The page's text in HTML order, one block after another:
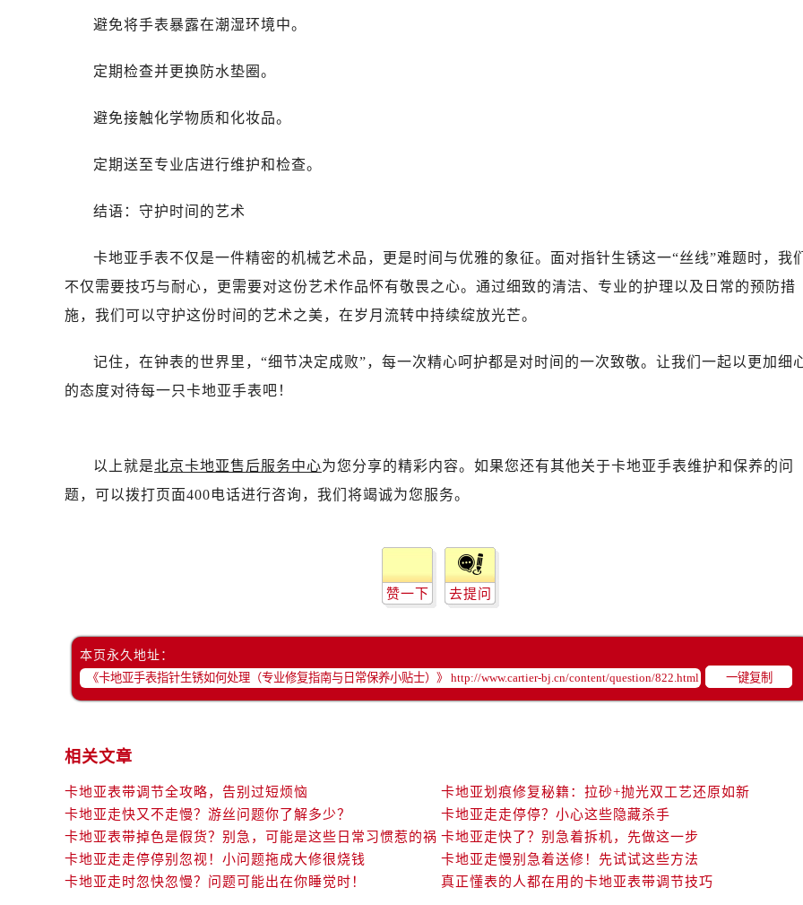
避免将手表暴露在潮湿环境中。
定期检查并更换防水垫圈。
避免接触化学物质和化妆品。
定期送至专业店进行维护和检查。
结语：守护时间的艺术
卡地亚手表不仅是一件精密的机械艺术品，更是时间与优雅的象征。面对指针生锈这一“丝线”难题时，我
不仅需要技巧与耐心，更需要对这份艺术作品怀有敬畏之心。通过细致的清洁、专业的护理以及日常的预防措
施，我们可以守护这份时间的艺术之美，在岁月流转中持续绽放光芒。
记住，在钟表的世界里，“细节决定成败”，每一次精心呵护都是对时间的一次致敬。让我们一起以更加细
的态度对待每一只卡地亚手表吧！
以上就是北京卡地亚售后服务中心为您分享的精彩内容。如果您还有其他关于卡地亚手表维护和保养的问
题，可以拨打页面400电话进行咨询，我们将竭诚为您服务。
赞一下 去提问
本页永久地址：
一键复制
相关文章
卡地亚表带调节全攻略，告别过短烦恼
卡地亚划痕修复秘籍：拉砂+抛光双工艺还原如新
卡地亚走快又不走慢？游丝问题你了解多少？
卡地亚走走停停？小心这些隐藏杀手
卡地亚表带掉色是假货？别急，可能是这些日常习惯惹的祸 卡地亚走快了？别急着拆机，先做这一步
卡地亚走走停停别忽视！小问题拖成大修很烧钱
卡地亚走慢别急着送修！先试试这些方法
卡地亚走时忽快忽慢？问题可能出在你睡觉时！
真正懂表的人都在用的卡地亚表带调节技巧